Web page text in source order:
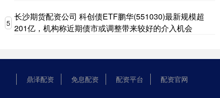
5
长沙期货配资公司 科创债ETF鹏华(551030)最新规模超
201亿，机构称近期债市或调整带来较好的介入机会
鼎泽配资 免息配资 配资平台 配资官网